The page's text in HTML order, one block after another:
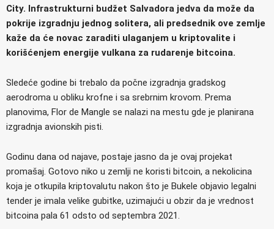
City. Infrastrukturni budžet Salvadora jedva da može da
pokrije izgradnju jednog solitera, ali predsednik ove zemlje
kaže da će novac zaraditi ulaganjem u kriptovalite i
korišćenjem energije vulkana za rudarenje bitcoina.
Sledeće godine bi trebalo da počne izgradnja gradskog
aerodroma u obliku krofne i sa srebrnim krovom. Prema
planovima, Flor de Mangle se nalazi na mestu gde je planirana
izgradnja avionskih pisti.
Godinu dana od najave, postaje jasno da je ovaj projekat
promašaj. Gotovo niko u zemlji ne koristi bitcoin, a nekolicina
koja je otkupila kriptovalutu nakon što je Bukele objavio legalni
tender je imala velike gubitke, uzimajući u obzir da je vrednost
bitcoina pala 61 odsto od septembra 2021.